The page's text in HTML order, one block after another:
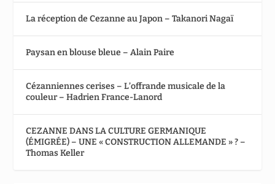
La réception de Cezanne au Japon – Takanori Nagaï
Paysan en blouse bleue – Alain Paire
Cézanniennes cerises – L’offrande musicale de la
couleur – Hadrien France-Lanord
CEZANNE DANS LA CULTURE GERMANIQUE
(ÉMIGRÉE) – UNE « CONSTRUCTION ALLEMANDE » ? –
Thomas Keller